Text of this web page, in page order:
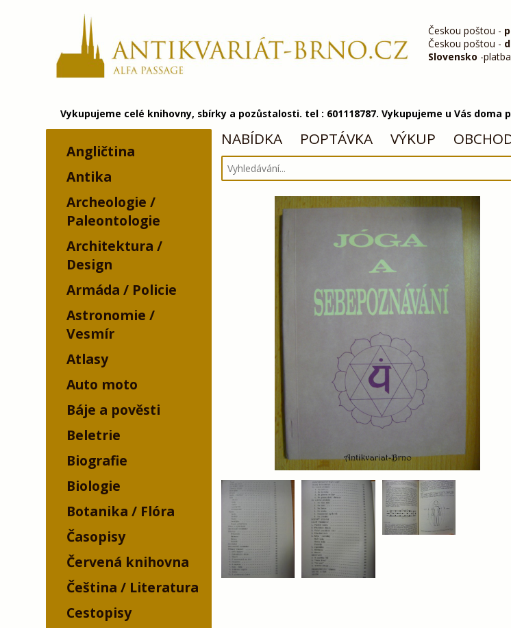
Českou poštou -
Českou poštou -
Slovensko -
Vykupujeme celé knihovny, sbírky a pozůstalosti. tel : 601118787. Vykupujeme u Vás doma
Angličtina
Antika
Archeologie /
Paleontologie
Architektura /
Design
Armáda / Policie
Astronomie /
Vesmír
Atlasy
Auto moto
Báje a pověsti
Beletrie
Biografie
Biologie
Botanika / Flóra
Časopisy
Červená knihovna
Čeština / Literatura
Cestopisy
NABÍDKA POPTÁVKA VÝKUP